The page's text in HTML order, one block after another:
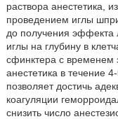
раствора анестетика,
проведением иглы
до получения эффекта
иглы на глубину в
сфинктера с временем
анестетика в течение
позволяет достичь
коагуляции
снизить число